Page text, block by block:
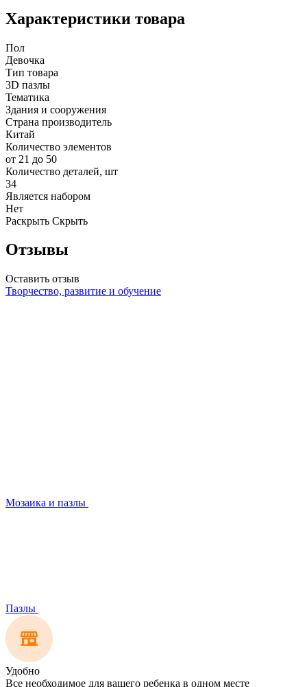
Характеристики товара
Пол
Девочка
Тип товара
3D пазлы
Тематика
Здания и сооружения
Страна производитель
Китай
Количество элементов
от 21 до 50
Количество деталей, шт
34
Является набором
Нет
Раскрыть Скрыть
Отзывы
Оставить отзыв
Творчество, развитие и обучение
Мозаика и пазлы
Пазлы
Удобно
Все необходимое для вашего ребенка в одном месте